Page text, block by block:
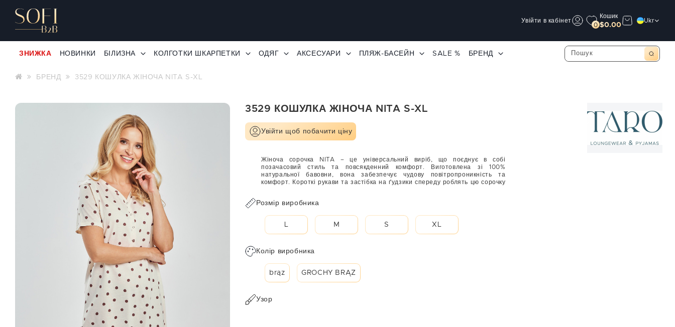
Увійти в кабінет
0
Кошик
$0.00
Ukr
ЗНИЖКА НОВИНКИ БІЛИЗНА КОЛГОТКИ ШКАРПЕТКИ ОДЯГ АКСЕСУАРИ ПЛЯЖ-БАСЕЙН SALE % БРЕНД
БРЕНД 3529 КОШУЛКА ЖІНОЧА NITA S-XL
3529 КОШУЛКА ЖІНОЧА NITA S-XL
Увійти щоб побачити ціну
Жіноча сорочка NITA – це універсальний виріб, що поєднує в собі
позачасовий стиль та повсякденний комфорт. Виготовлена зі 100%
натуральної бавовни, вона забезпечує чудову повітропроникність та
комфорт. Короткі рукави та застібка на ґудзики спереду роблять цю сорочку
Розмір виробника
L M S XL
Колір виробника
brąz GROCHY BRĄZ
Узор